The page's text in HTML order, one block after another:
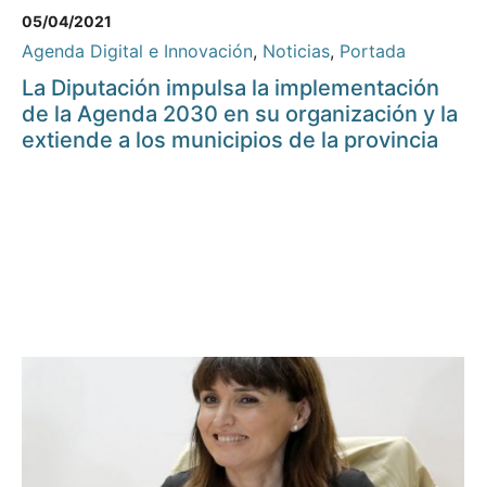
05/04/2021
Agenda Digital e Innovación, Noticias, Portada
La Diputación impulsa la implementación
de la Agenda 2030 en su organización y la
extiende a los municipios de la provincia